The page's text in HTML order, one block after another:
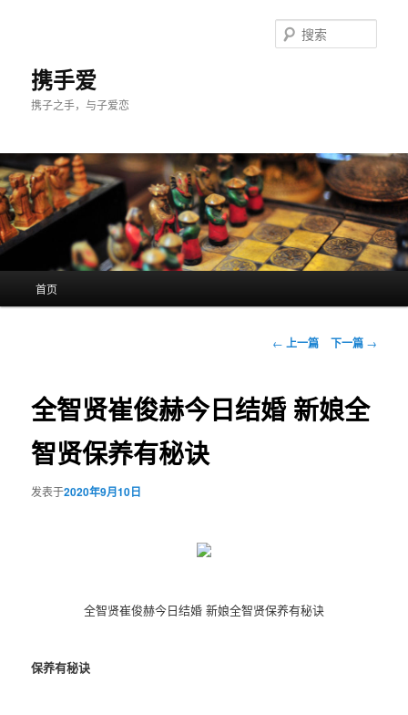
携手爱
携子之手，与子爱恋
索
首页
文
航
← 上一篇 下一篇 →
全智贤崔俊赫今日结婚 新娘全
智贤保养有秘诀
发表于2020年9月10日
全智贤崔俊赫今日结婚 新娘全智贤保养有秘诀
保养有秘诀